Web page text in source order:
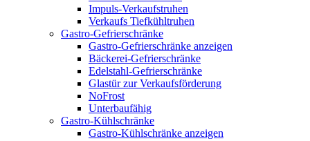
Impuls-Verkaufstruhen
Verkaufs Tiefkühltruhen
Gastro-Gefrierschränke
Gastro-Gefrierschränke anzeigen
Bäckerei-Gefrierschränke
Edelstahl-Gefrierschränke
Glastür zur Verkaufsförderung
NoFrost
Unterbaufähig
Gastro-Kühlschränke
Gastro-Kühlschränke anzeigen